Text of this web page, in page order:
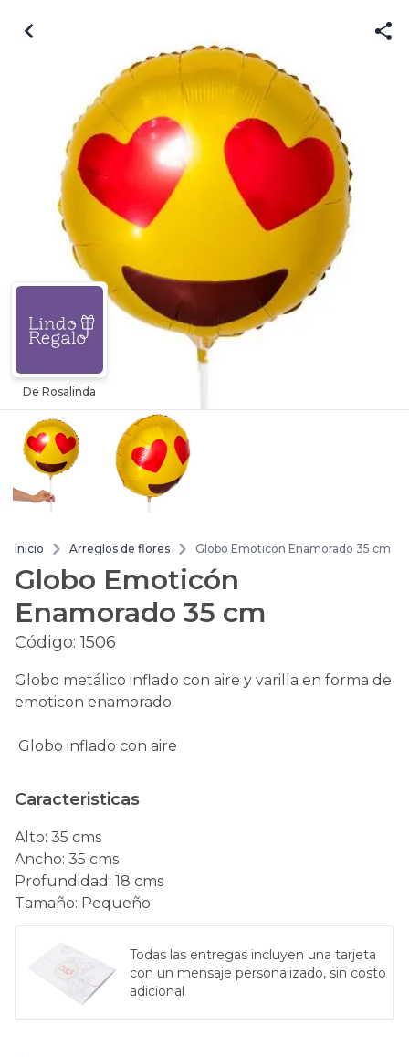
De Rosalinda
Inicio Arreglos de flores Globo Emoticón Enamorado 35 cm
Globo Emoticón
Enamorado 35 cm
Código:1506
Globo metálico inflado con aire y varilla en forma de
emoticon enamorado.
Globo inflado con aire
Caracteristicas
Alto: 35 cms
Ancho: 35 cms
Profundidad : 18 cms
Tamaño: Pequeño
Todas las entregas incluyen una tarjeta
con un mensaje personalizado, sin costo
adicional